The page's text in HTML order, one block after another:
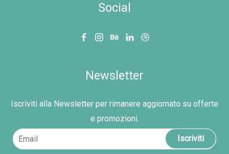
Social
Newsletter
Iscriviti alla Newsletter per rimanere aggiornato su offerte
e promozioni.